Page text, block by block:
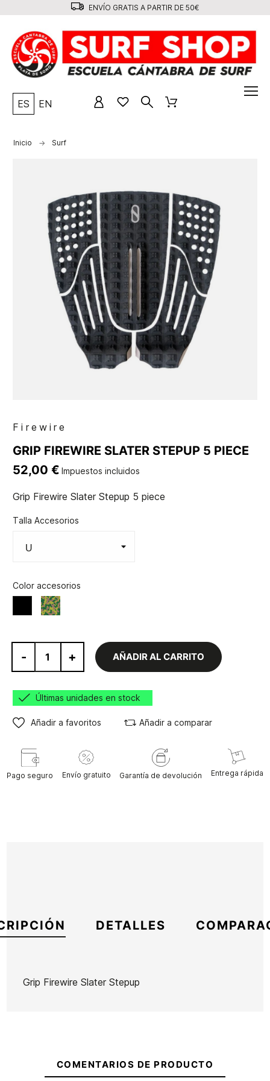
ENVÍO GRATIS A PARTIR DE 50€
ES EN
Inicio Surf
Firewire
GRIP FIREWIRE SLATER STEPUP 5 PIECE
52,00 € Impuestos incluidos
Grip Firewire Slater Stepup 5 piece
Talla Accesorios
Color accesorios
Camo
- + AÑADIR AL CARRITO
Últimas unidades en stock
Añadir a favoritos Añadir a comparar
Pago seguro Envío gratuito Garantía de devolución Entrega rápida
DETALLES
Grip Firewire Slater Stepup
COMENTARIOS DE PRODUCTO